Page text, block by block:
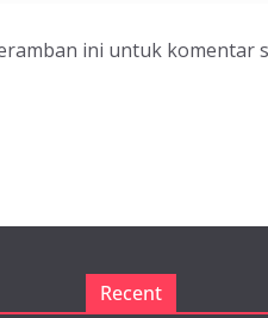
ini untuk komentar
Recent